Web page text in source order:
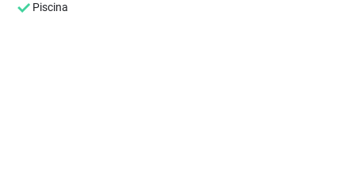
Piscina